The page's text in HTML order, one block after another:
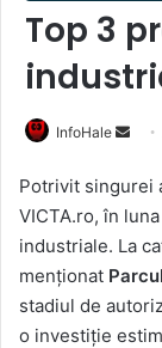
Top 3
InfoHale
Send
Potrivit singurei
VICTA.ro, în
industriale. La
menționat
stadiul de
o investiție